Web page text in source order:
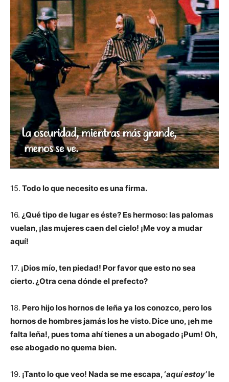
15. Todo lo que necesito es una firma.
16. ¿Qué tipo de lugar es éste? Es hermoso: las palomas
vuelan, ¡las mujeres caen del cielo! ¡Me voy a mudar
aquí!
17. ¡Dios mío, ten piedad! Por favor que esto no sea
cierto. ¿Otra cena dónde el prefecto?
18. Pero hijo los hornos de leña ya los conozco, pero los
hornos de hombres jamás los he visto. Dice uno, ¡eh me
falta leña!, pues toma ahí tienes a un abogado ¡Pum! Oh,
ese abogado no quema bien.
19. ¡Tanto lo que veo! Nada se me escapa, ‘aquí estoy’le